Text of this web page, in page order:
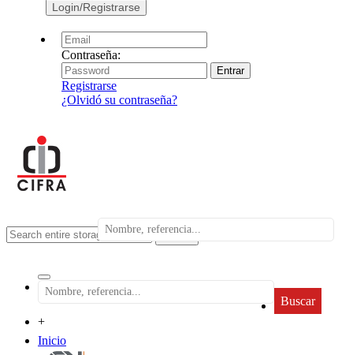
Login/Registrarse
Contraseña:
Registrarse
¿Olvidó su contraseña?
search
Buscar
+
Inicio